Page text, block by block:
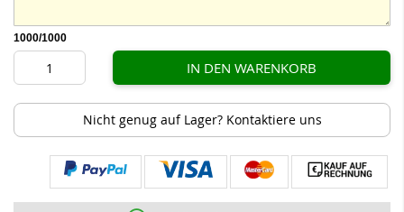
1000/1000
IN DEN WARENKORB
Nicht genug auf Lager? Kontaktiere uns